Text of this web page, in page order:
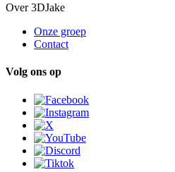
Over 3DJake
Onze groep
Contact
Volg ons op